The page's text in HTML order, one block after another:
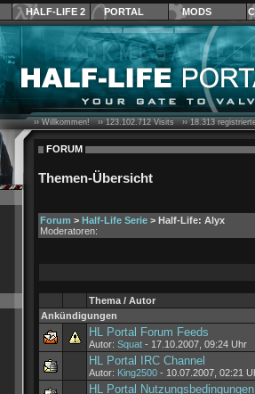
HALF-LIFE 2 PORTAL MODS
›› Willkommen! ››123.102.712Visits ››18.313
FORUM
Themen-Übersicht
Forum > Half-Life Serie > Half-Life: Alyx
Moderatoren:
Thema / Autor
Ankündigungen
HL Portal Forum Feeds
Autor: Squat - 17.10.2007, 09:24 Uhr
HL Portal IRC Channel
Autor: King2500 - 10.07.2007, 02:21
HL Portal Nutzungsbedingungen